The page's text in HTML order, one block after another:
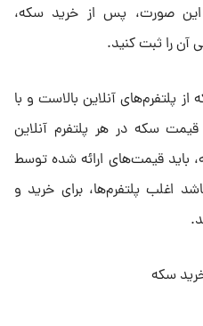
این صورت، پس از خرید سکه،
آن را ثبت کنید.
پلتفرم‌های آنلاین بالاست و با
سکه در هر پلتفرم آنلاین
باید قیمت‌های ارائه شده توسط
اغلب پلتفرم‌ها، برای خرید و
سکه